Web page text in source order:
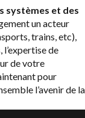
systèmes et des
un acteur
trains, etc),
de
de votre
pour
l’avenir de la